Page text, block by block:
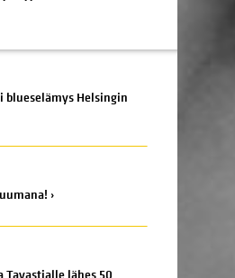
blueselämys Helsingin
›